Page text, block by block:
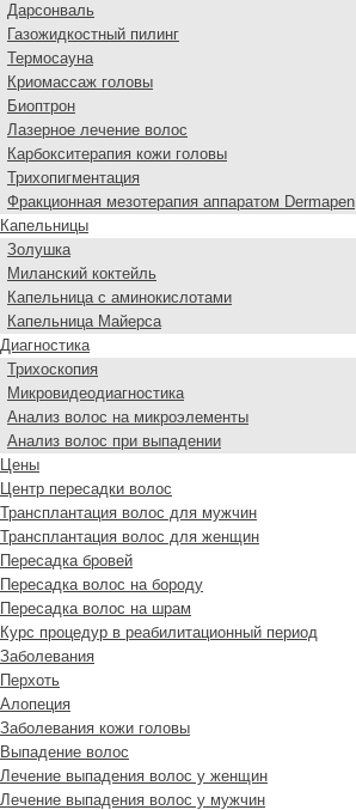
Дарсонваль
Газожидкостный пилинг
Термосауна
Криомассаж головы
Биоптрон
Лазерное лечение волос
Карбокситерапия кожи головы
Трихопигментация
Фракционная мезотерапия аппаратом Dermapen
Капельницы
Золушка
Миланский коктейль
Капельница с аминокислотами
Капельница Майерса
Диагностика
Трихоскопия
Микровидеодиагностика
Анализ волос на микроэлементы
Анализ волос при выпадении
Цены
Центр пересадки волос
Трансплантация волос для мужчин
Трансплантация волос для женщин
Пересадка бровей
Пересадка волос на бороду
Пересадка волос на шрам
Курс процедур в реабилитационный период
Заболевания
Перхоть
Алопеция
Заболевания кожи головы
Выпадение волос
Лечение выпадения волос у женщин
Лечение выпадения волос у мужчин